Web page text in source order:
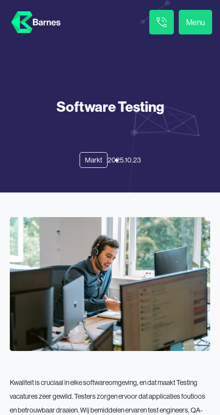
Menu
Software Testing
Markt 2025.10.23
Kwaliteit is cruciaal in elke softwareomgeving, en dat maakt Testing
vacatures zeer gewild. Testers zorgen ervoor dat applicaties foutloos
en betrouwbaar draaien. Wij bemiddelen ervaren test engineers, QA-